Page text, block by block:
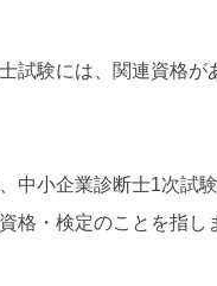
試験には、関連資格が
中小企業診断士1次試
格・検定のことを指し